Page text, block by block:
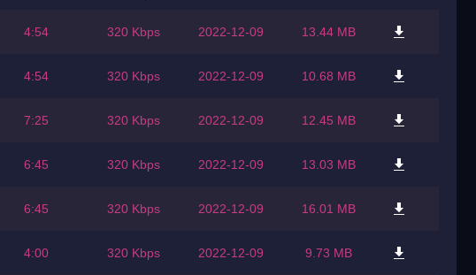
4:54 320 Kbps 2022-12-09 13.44 MB
4:54 320 Kbps 2022-12-09 10.68 MB
7:25 320 Kbps 2022-12-09 12.45 MB
6:45 320 Kbps 2022-12-09 13.03 MB
6:45 320 Kbps 2022-12-09 16.01 MB
4:00 320 Kbps 2022-12-09 9.73 MB